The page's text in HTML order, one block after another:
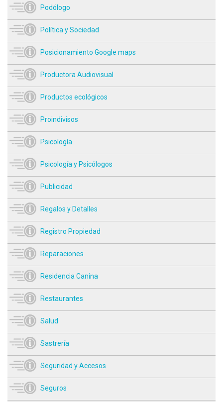
Podólogo
Política y Sociedad
Posicionamiento Google maps
Productora Audiovisual
Productos ecológicos
Proindivisos
Psicología
Psicología y Psicólogos
Publicidad
Regalos y Detalles
Registro Propiedad
Reparaciones
Residencia Canina
Restaurantes
Salud
Sastrería
Seguridad y Accesos
Seguros